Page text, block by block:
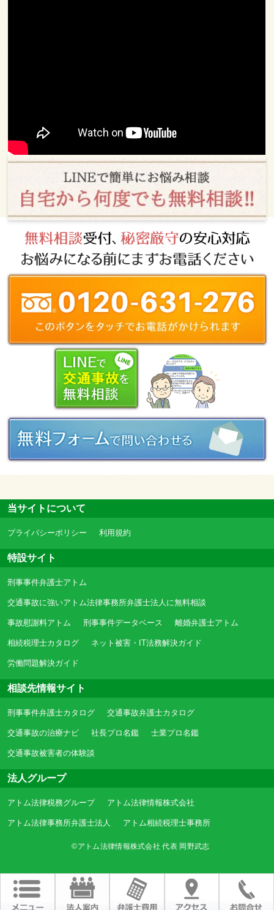
当サイトについて
プライバシーポリシー 利用規約
特設サイト
刑事事件弁護士アトム
交通事故に強いアトム法律事務所弁護士法人に無料相談
事故慰謝料アトム 刑事事件データベース 離婚弁護士アトム
相続税理士カタログ ネット被害・IT法務解決ガイド
労働問題解決ガイド
相談先情報サイト
刑事事件弁護士カタログ 交通事故弁護士カタログ
交通事故の治療ナビ 社長プロ名鑑 士業プロ名鑑
交通事故被害者の体験談
法人グループ
アトム法律税務グループ アトム法律情報株式会社
アトム法律事務所弁護士法人 アトム相続税理士事務所
©アトム法律情報株式会社 代表 岡野武志